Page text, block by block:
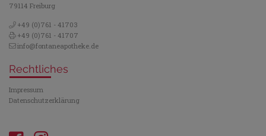
79114 Freiburg
+49 (0)761 - 41703
+49 (0)761 - 41707
info@fontaneapotheke.de
Rechtliches
Impressum
Datenschutzerklärung